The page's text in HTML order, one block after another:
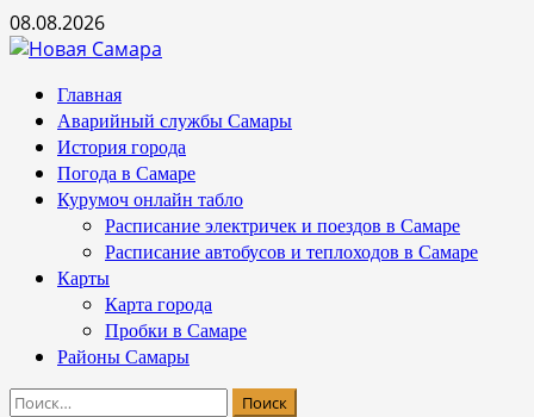
Перейти
к
08.08.2026
Основное
меню
Главная
Аварийный службы Самары
История города
Погода в Самаре
Курумоч онлайн табло
Расписание электричек и поездов в Самаре
Расписание автобусов и теплоходов в Самаре
Карты
Карта города
Пробки в Самаре
Районы Самары
Найти: